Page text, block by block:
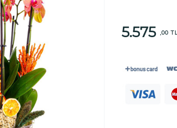
5.575 ,00